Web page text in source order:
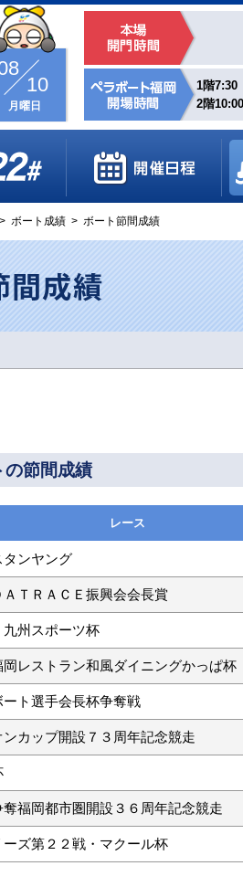
10
月曜日
1階7:30
2階10:00
> ボート成績 > ボート節間成績
の節間成績
レース
ンヤング
ＴＲＡＣＥ振興会会長賞
州スポーツ杯
レストラン和風ダイニングかっぱ杯
ート選手会長杯争奪戦
カップ開設７３周年記念競走
福岡都市圏開設３６周年記念競走
ズ第２２戦・マクール杯